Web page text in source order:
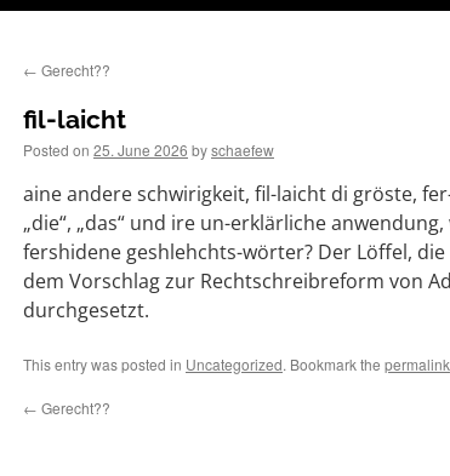
content
← Gerecht??
fil-laicht
Posted on 25. June 2026 byschaefew
aine andere schwirigkeit, fil-laicht di gröste,
„die“, „das“ und ire un-erklärliche
fershidene geshlehchts-wörter? Der Löffel, die
dem Vorschlag zur Rechtschreibreform von
durchgesetzt.
This entry was posted in Uncategorized. Bookmark the permalink
← Gerecht??